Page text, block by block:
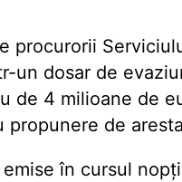
procurorii
un dosar de
de 4 milioane de
de
în cursul